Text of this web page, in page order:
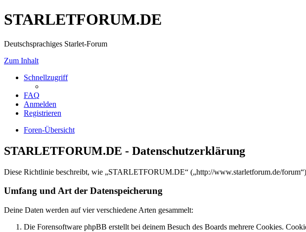
STARLETFORUM.DE
Deutschsprachiges Starlet-Forum
Zum Inhalt
Schnellzugriff
FAQ
Anmelden
Registrieren
Foren-Übersicht
STARLETFORUM.DE - Datenschutzerklärung
Diese Richtlinie beschreibt, wie „STARLETFORUM.DE“ („http://www.starletforum.de/
Umfang und Art der Datenspeicherung
Deine Daten werden auf vier verschiedene Arten gesammelt:
Die Forensoftware phpBB erstellt bei deinem Besuch des Boards mehrere Cookies.